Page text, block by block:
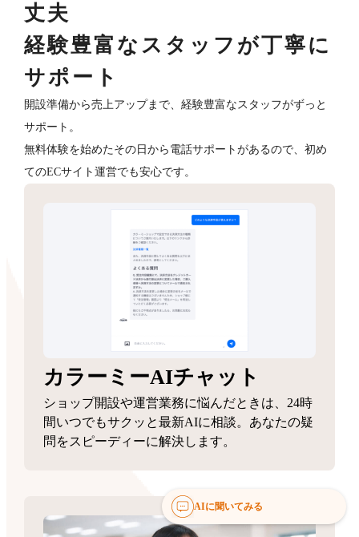
丈夫
経験豊富なスタッフが丁寧に
サポート
開設準備から売上アップまで、経験豊富なスタッフがずっと
サポート。
無料体験を始めたその日から電話サポートがあるので、初め
てのECサイト運営でも安心です。
カラーミーAIチャット
ショップ開設や運営業務に悩んだときは、24時
間いつでもサクッと最新AIに相談。あなたの疑
問をスピーディーに解決します。
AIに聞いてみる